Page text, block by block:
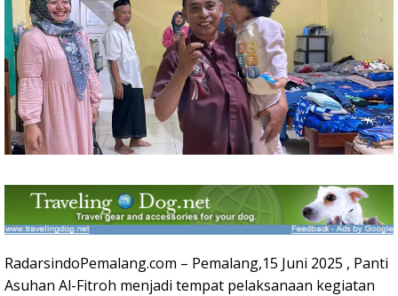
RadarsindoPemalang.com – Pemalang,15 Juni 2025 , Panti
Asuhan Al-Fitroh menjadi tempat pelaksanaan kegiatan